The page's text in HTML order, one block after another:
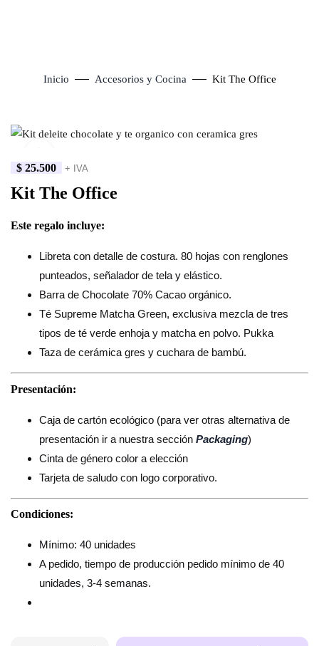
Inicio Accesorios y Cocina Kit The Office
$ 25.500 + IVA
Kit The Office
Este regalo incluye:
Libreta con detalle de costura. 80 hojas con renglones
punteados, señalador de tela y elástico.
Barra de Chocolate 70% Cacao orgánico.
Té Supreme Matcha Green, exclusiva mezcla de tres
tipos de té verde enhoja y matcha en polvo. Pukka
Taza de cerámica gres y cuchara de bambú.
Presentación:
Caja de cartón ecológico (para ver otras alternativa de
presentación ir a nuestra sección Packaging)
Cinta de género color a elección
Tarjeta de saludo con logo corporativo.
Condiciones:
Mínimo: 40 unidades
A pedido, tiempo de producción pedido mínimo de 40
unidades, 3-4 semanas.